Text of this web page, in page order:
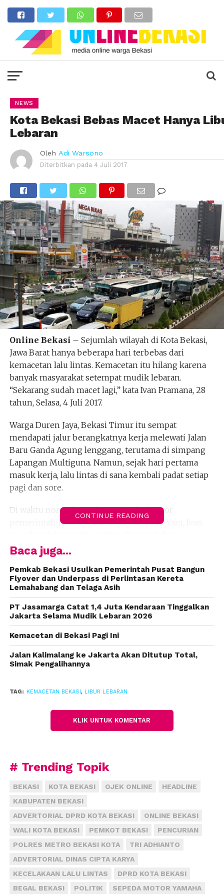
NEWS
Kota Bekasi Bebas Macet Hanya
Lebaran
Oleh Adi Warsono
Diterbitkan pada 4 Juli 2017
Online Bekasi – Sejumlah wilayah di Kota Bekasi,
Jawa Barat hanya beberapa hari terbebas dari
kemacetan lalu lintas. Kemacetan itu hilang karena
banyak masyarakat setempat mudik lebaran.
“Sekarang sudah macet lagi,” kata Ivan Pramana, 28
tahun, Selasa, 4 Juli 2017.
Warga Duren Jaya, Bekasi Timur itu sempat
mendapati jalur berangkatnya kerja melewati Jalan
Baru Ganda Agung lenggang, terutama di simpang
Lapangan Multiguna. Namun, sejak hari pertama
masuk kerja, lalu lintas di sana kembali padat setiap
pagi dan sore.
Di waktu normal, untuk menuju ke kantor
pemerintah Kota Bekasi di Jalan Ahmad Yani, Ivan
rumahnya, yang berjarak sekitar tujuh kilometer.
“Waktu libur lebaran kemarin hanya butuh 15 menit
sudah sampai,” kata Ivan.
Gana Buana, 26 tahun, mengalami hal serupa. Lalu
lintas ketika libur lebaran cukup lenggang. Bahkan,
dari rumahnya di Pondok Timur Indah menuju ke
Stasiun Bekasi hanya butuh waktu sekitar 15 menit.
“Setelah libur lebaran sudah normal kembali,
perjalanan butuh waktu 30 menit,” kata dia.
Bekasi Kota, Ajun Komisaris Besar I Nengah Adi
dihilangkan, karena kendaraan juga tak bisa
dihilangkan. Kecuali ketika libur lebaran, kendaraan
Karena itu, pihaknya melakukan rekayasa lalu lintas
“Misalnya di Jalan Ahmad Yani, kami menutup
putaran yang berpotensi menimbulkan kemacetan,”
Bahkan, traffic light di simpang Kayuringin, kini
sudah tak difungsikan lagi, dan ditutup. Menurut dia,
Jalan Rawa Tembaga dan Jalan Kemakmuran
masing-masing satu arah, sehingga tak perlu lagi
CONTINUE READING
Baca juga...
Pemkab Bekasi Usulkan Pemerintah Pusat Bangun
Flyover dan Underpass di Perlintasan Kereta
Lemahabang dan Telaga Asih
PT Jasamarga Catat 1,4 Juta Kendaraan Tinggalkan
Jakarta Selama Mudik Lebaran 2026
Kemacetan di Bekasi Pagi Ini
Jalan Kalimalang ke Jakarta Akan Ditutup Total,
Simak Pengalihannya
TAG: KEMACETAN BEKASI, LIBUR LEBARAN
KLIK UNTUK KOMENTAR
# Trending Topik
BEKASI KOTA BEKASI OJEK ONLINE
HEADLINE
KABUPATEN BEKASI
ADVERTORIAL DPRD KOTA BEKASI
ONLINE BEKASI
WALI KOTA BEKASI
PEMKOT BEKASI
PENCURIAN
POLRES METRO BEKASI KOTA
TRI ADHIANTO
ADVERTORIAL DINAS CIPTA KARYA
KECELAKAAN LALU LINTAS
DPRD KOTA BEKASI
BEGAL BEKASI
POLITIK SEPEDA MOTOR YAMAHA